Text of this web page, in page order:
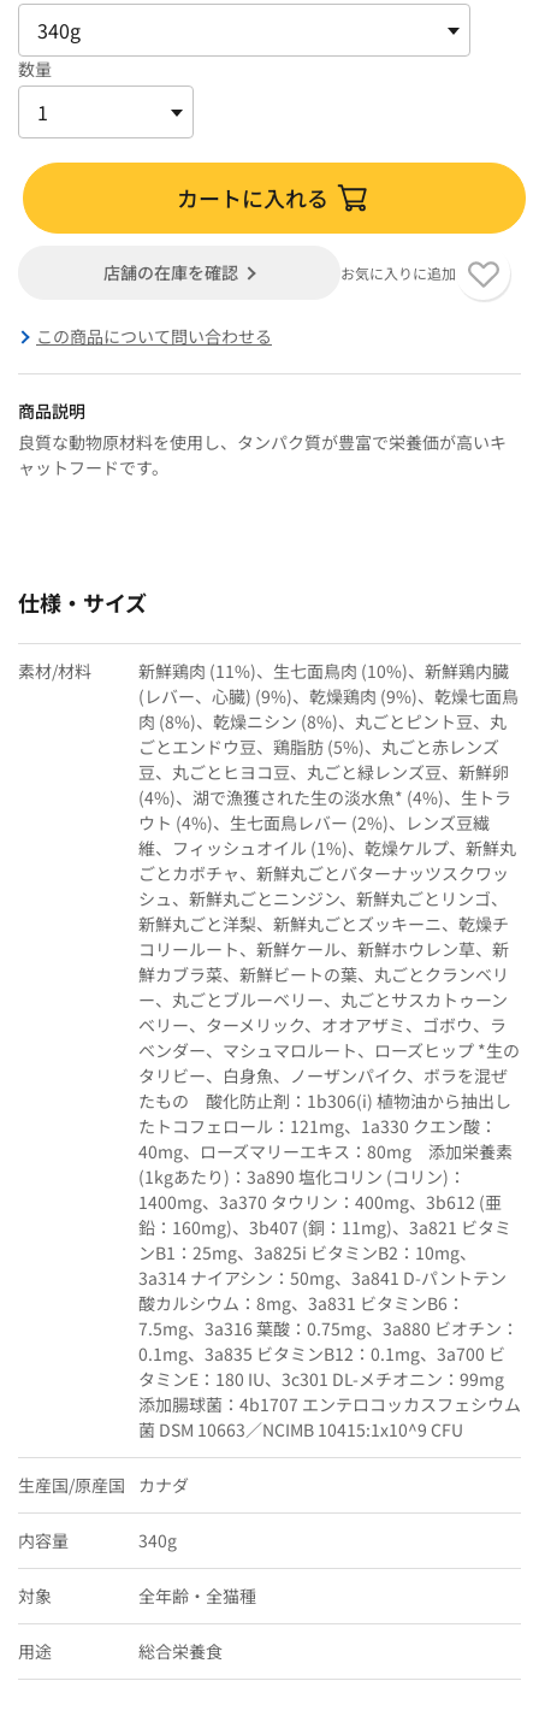
数量
カートに入れる
店舗の在庫を確認 お気に入りに追加
この商品について問い合わせる
商品説明
良質な動物原材料を使用し、タンパク質が豊富で栄養価が高いキ
ャットフードです。
仕様・サイズ
素材/材料
新鮮鶏肉 (11%)、生七面鳥肉 (10%)、新鮮鶏内臓
(レバー、心臓) (9%)、乾燥鶏肉 (9%)、乾燥七面鳥
肉 (8%)、乾燥ニシン (8%)、丸ごとピント豆、丸
ごとエンドウ豆、鶏脂肪 (5%)、丸ごと赤レンズ
豆、丸ごとヒヨコ豆、丸ごと緑レンズ豆、新鮮卵
(4%)、湖で漁獲された生の淡水魚* (4%)、生トラ
ウト (4%)、生七面鳥レバー (2%)、レンズ豆繊
維、フィッシュオイル (1%)、乾燥ケルプ、新鮮丸
ごとカボチャ、新鮮丸ごとバターナッツスクワッ
シュ、新鮮丸ごとニンジン、新鮮丸ごとリンゴ、
新鮮丸ごと洋梨、新鮮丸ごとズッキーニ、乾燥チ
コリールート、新鮮ケール、新鮮ホウレン草、新
鮮カブラ菜、新鮮ビートの葉、丸ごとクランベリ
ー、丸ごとブルーベリー、丸ごとサスカトゥーン
ベリー、ターメリック、オオアザミ、ゴボウ、ラ
ベンダー、マシュマロルート、ローズヒップ *生の
タリビー、白身魚、ノーザンパイク、ボラを混ぜ
たもの 酸化防止剤：1b306(i) 植物油から抽出し
たトコフェロール：121mg、1a330 クエン酸：
40mg、ローズマリーエキス：80mg 添加栄養素
(1kgあたり)：3a890 塩化コリン (コリン)：
1400mg、3a370 タウリン：400mg、3b612 (亜
鉛：160mg)、3b407 (銅：11mg)、3a821 ビタミ
ンB1：25mg、3a825i ビタミンB2：10mg、
3a314 ナイアシン：50mg、3a841 D-パントテン
酸カルシウム：8mg、3a831 ビタミンB6：
7.5mg、3a316 葉酸：0.75mg、3a880 ビオチン：
0.1mg、3a835 ビタミンB12：0.1mg、3a700 ビ
タミンE：180 IU、3c301 DL-メチオニン：99mg
添加腸球菌：4b1707 エンテロコッカスフェシウム
菌 DSM 10663／NCIMB 10415:1x10^9 CFU
生産国/原産国 カナダ
内容量 340g
対象 全年齢・全猫種
用途 総合栄養食